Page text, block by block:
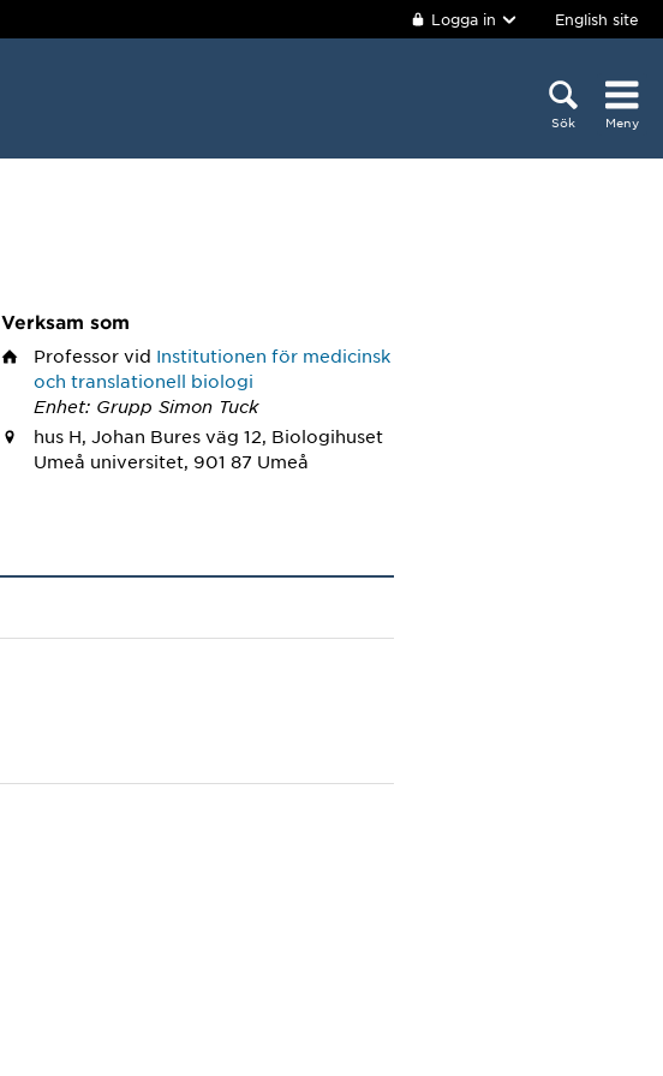
Logga in English site
Sök Meny
Verksam som
Professor vid Institutionen för medicinsk
och translationell biologi
Enhet: Grupp Simon Tuck
hus H, Johan Bures väg 12, Biologihuset
Umeå universitet, 901 87 Umeå